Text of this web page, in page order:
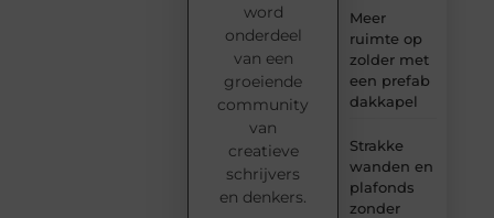
Meer
ruimte op
zolder met
een prefab
dakkapel
Strakke
wanden en
plafonds
zonder
word
onderdeel
van een
groeiende
community
van
creatieve
schrijvers
en denkers.